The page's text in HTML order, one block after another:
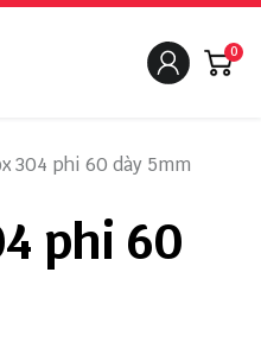
0
304 phi 60 dày 5mm
phi 60